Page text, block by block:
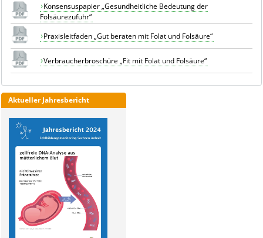
Konsensuspapier „Gesundheitliche Bedeutung der
Folsäurezufuhr“
Praxisleitfaden „Gut beraten mit Folat und Folsäure“
Verbraucherbroschüre „Fit mit Folat und Folsäure“
Aktueller Jahresbericht